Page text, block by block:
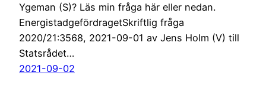
Ygeman (S)? Läs min fråga här eller nedan.
EnergistadgefördragetSkriftlig fråga
2020/21:3568, 2021-09-01 av Jens Holm (V) till
Statsrådet…
2021-09-02